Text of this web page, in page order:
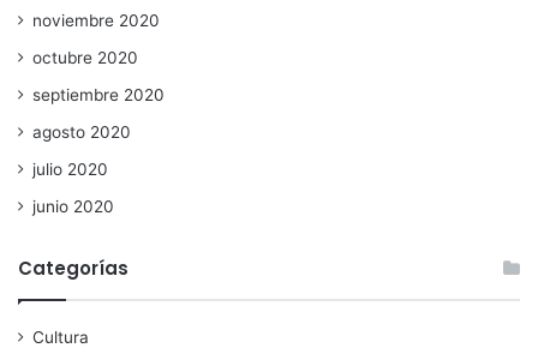
noviembre 2020
octubre 2020
septiembre 2020
agosto 2020
julio 2020
junio 2020
Categorías
Cultura